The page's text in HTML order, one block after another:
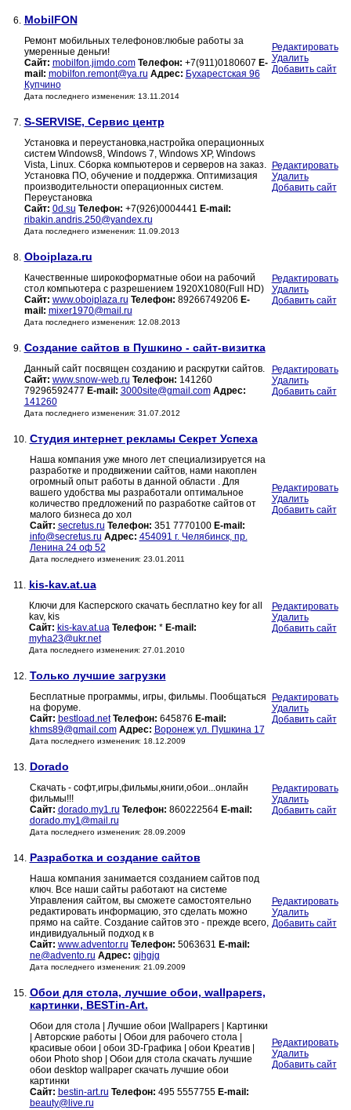
6. MobilFON
Ремонт мобильных телефонов:любые работы за
умеренные деньги!
Сайт: mobilfon.jimdo.com Телефон: +7(911)0180607 E-
mail: mobilfon.remont@ya.ru Адрес: Бухарестская 96
Купчино
Дата последнего изменения: 13.11.2014
Редактировать
Удалить
Добавить сайт
7. S-SERVISE, Сервис центр
Установка и переустановка,настройка операционных
систем Windows8, Windows 7, Windows XP, Windows
Vista, Linux. Сборка компьютеров и серверов на заказ.
Установка ПО, обучение и поддержка. Оптимизация
производительности операционных систем.
Переустановка
Сайт: 0d.su Телефон: +7(926)0004441 E-mail:
ribakin.andris.250@yandex.ru
Дата последнего изменения: 11.09.2013
Редактировать
Удалить
Добавить сайт
8. Oboiplaza.ru
Качественные широкоформатные обои на рабочий
стол компьютера с разрешением 1920Х1080(Full HD)
Сайт: www.oboiplaza.ru Телефон: 89266749206 E-
mail: mixer1970@mail.ru
Дата последнего изменения: 12.08.2013
Редактировать
Удалить
Добавить сайт
9. Создание сайтов в Пушкино - сайт-визитка
Данный сайт посвящен созданию и раскрутки сайтов.
Сайт: www.snow-web.ru Телефон: 141260
79296592477 E-mail: 3000site@gmail.com Адрес:
141260
Дата последнего изменения: 31.07.2012
Редактировать
Удалить
Добавить сайт
10. Студия интернет рекламы Секрет Успеха
Наша компания уже много лет специализируется на
разработке и продвижении сайтов, нами накоплен
огромный опыт работы в данной области . Для
вашего удобства мы разработали оптимальное
количество предложений по разработке сайтов от
малого бизнеса до хол
Сайт: secretus.ru Телефон: 351 7770100 E-mail:
info@secretus.ru Адрес: 454091 г. Челябинск, пр.
Ленина 24 оф 52
Дата последнего изменения: 23.01.2011
Редактировать
Удалить
Добавить сайт
11. kis-kav.at.ua
Ключи для Касперского скачать бесплатно key for all
kav, kis
Сайт: kis-kav.at.ua Телефон: * E-mail:
myha23@ukr.net
Дата последнего изменения: 27.01.2010
Редактировать
Удалить
Добавить сайт
12. Только лучшие загрузки
Бесплатные программы, игры, фильмы. Пообщаться
на форуме.
Сайт: bestload.net Телефон: 645876 E-mail:
khms89@gmail.com Адрес: Воронеж ул. Пушкина 17
Дата последнего изменения: 18.12.2009
Редактировать
Удалить
Добавить сайт
13. Dorado
Скачать - софт,игры,фильмы,книги,обои...онлайн
фильмы!!!
Сайт: dorado.my1.ru Телефон: 860222564 E-mail:
dorado.my1@mail.ru
Дата последнего изменения: 28.09.2009
Редактировать
Удалить
Добавить сайт
14. Разработка и создание сайтов
Наша компания занимается созданием сайтов под
ключ. Все наши сайты работают на системе
Управления сайтом, вы сможете самостоятельно
редактировать информацию, это сделать можно
прямо на сайте. Создание сайтов это - прежде всего,
индивидуальный подход к в
Сайт: www.adventor.ru Телефон: 5063631 E-mail:
ne@advento.ru Адрес: gjhgjg
Дата последнего изменения: 21.09.2009
Редактировать
Удалить
Добавить сайт
15. Обои для стола, лучшие обои, wallpapers,
картинки, BESTin-Art.
Обои для стола | Лучшие обои |Wallpapers | Картинки
| Авторские работы | Обои для рабочего стола |
красивые обои | обои 3D-Графика | обои Креатив |
обои Photo shop | Обои для стола скачать лучшие
обои desktop wallpaper скачать лучшие обои
картинки
Сайт: bestin-art.ru Телефон: 495 5557755 E-mail:
beauty@live.ru
Редактировать
Удалить
Добавить сайт